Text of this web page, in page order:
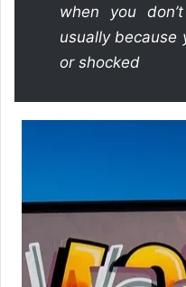
when you
usually because
or shocked